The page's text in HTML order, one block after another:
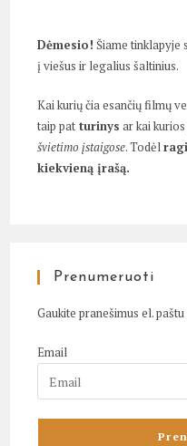
Dėmesio! Šiame tinklapyje
į viešus ir legalius šaltinius.
Kai kurių čia esančių filmų
taip pat turinys ar kai
švietimo įstaigose. Todėl
kiekvieną įrašą.
Prenumeruoti
Gaukite pranešimus el.
Email